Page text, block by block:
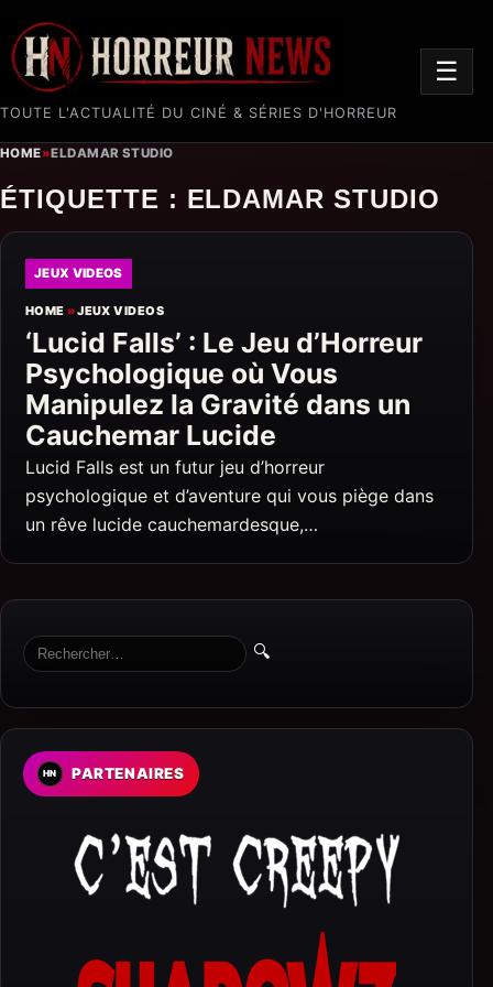
TOUTE L'ACTUALITÉ DU CINÉ & SÉRIES D'HORREUR
☰
HOME»ELDAMAR STUDIO
ÉTIQUETTE : ELDAMAR STUDIO
JEUX VIDEOS
HOME »JEUX VIDEOS
‘Lucid Falls’ : Le Jeu d’Horreur
Psychologique où Vous
Manipulez la Gravité dans un
Cauchemar Lucide
Lucid Falls est un futur jeu d’horreur
psychologique et d’aventure qui vous piège dans
un rêve lucide cauchemardesque,…
🔍
PARTENAIRES